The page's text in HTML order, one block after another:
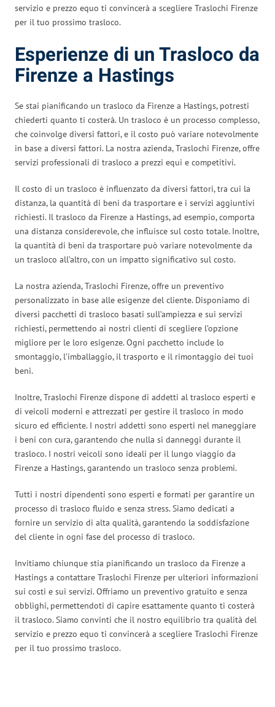
servizio e prezzo equo ti convincerà a scegliere Traslochi Firenze
per il tuo prossimo trasloco.
Esperienze di un Trasloco da
Firenze a Hastings
Se stai pianificando un trasloco da Firenze a Hastings, potresti
chiederti quanto ti costerà. Un trasloco è un processo complesso,
che coinvolge diversi fattori, e il costo può variare notevolmente
in base a diversi fattori. La nostra azienda, Traslochi Firenze, offre
servizi professionali di trasloco a prezzi equi e competitivi.
Il costo di un trasloco è influenzato da diversi fattori, tra cui la
distanza, la quantità di beni da trasportare e i servizi aggiuntivi
richiesti. Il trasloco da Firenze a Hastings, ad esempio, comporta
una distanza considerevole, che influisce sul costo totale. Inoltre,
la quantità di beni da trasportare può variare notevolmente da
un trasloco all’altro, con un impatto significativo sul costo.
La nostra azienda, Traslochi Firenze, offre un preventivo
personalizzato in base alle esigenze del cliente. Disponiamo di
diversi pacchetti di trasloco basati sull’ampiezza e sui servizi
richiesti, permettendo ai nostri clienti di scegliere l’opzione
migliore per le loro esigenze. Ogni pacchetto include lo
smontaggio, l’imballaggio, il trasporto e il rimontaggio dei tuoi
beni.
Inoltre, Traslochi Firenze dispone di addetti al trasloco esperti e
di veicoli moderni e attrezzati per gestire il trasloco in modo
sicuro ed efficiente. I nostri addetti sono esperti nel maneggiare
i beni con cura, garantendo che nulla si danneggi durante il
trasloco. I nostri veicoli sono ideali per il lungo viaggio da
Firenze a Hastings, garantendo un trasloco senza problemi.
Tutti i nostri dipendenti sono esperti e formati per garantire un
processo di trasloco fluido e senza stress. Siamo dedicati a
fornire un servizio di alta qualità, garantendo la soddisfazione
del cliente in ogni fase del processo di trasloco.
Invitiamo chiunque stia pianificando un trasloco da Firenze a
Hastings a contattare Traslochi Firenze per ulteriori informazioni
sui costi e sui servizi. Offriamo un preventivo gratuito e senza
obblighi, permettendoti di capire esattamente quanto ti costerà
il trasloco. Siamo convinti che il nostro equilibrio tra qualità del
servizio e prezzo equo ti convincerà a scegliere Traslochi Firenze
per il tuo prossimo trasloco.